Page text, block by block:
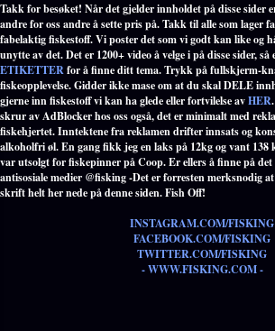
Takk for besøket! Når det gjelder innholdet på disse sider
andre for oss andre å sette pris på. Takk til alle som lager
fabelaktig fiskestoff. Vi poster det som vi godt kan like og
unytte av det. Det er 1200+ video å velge i på disse sider,
ETIKETTERfor å finne ditt tema. Trykk på fullskjerm-
fiskeopplevelse. Gidder ikke mase om at du skal DELE
gjerne inn fiskestoff vi kan ha glede eller fortvilelse avHER
skrur av AdBlocker hos oss også, det er minimalt med
fiskehjertet. Inntektene fra reklamen drifter innsats og
alkoholfri øl. En gang fikk jeg en laks på 12kg og vant
var utsolgt for fiskepinner på Coop. Er ellers å finne på det
antisosiale medier @fisking -Det er forresten merksnodig
skrift helt her nede på denne siden. Fish Off!
INSTAGRAM.COM/FISKING
FACEBOOK.COM/FISKING
TWITTER.COM/FISKING
- WWW.FISKING.COM -